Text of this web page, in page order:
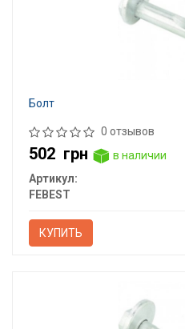
Болт
0 отзывов
502 грн
в наличии
Артикул:
FEBEST
КУПИТЬ